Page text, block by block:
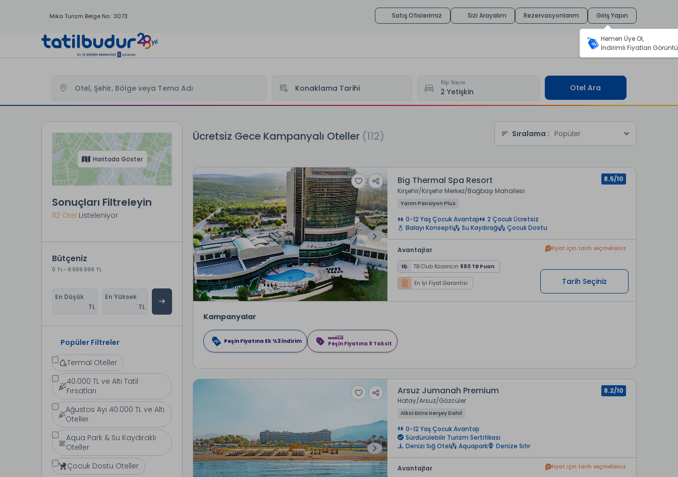
Mika Turizm Belge No : 3073 Satış Ofislerimiz Sizi Arayalım Rezervasyonlarım Giriş Yapın
Konaklama Tarihi
Kişi Sayısı
Otel Ara
Haritada Göster
Sonuçları Filtreleyin
112 Otel Listeleniyor
Bütçeniz
0 TL- 9.999.999 TL
En Düşük
TL
En Yüksek
TL
Popüler Filtreler
Termal Oteller
40.000 TL ve Altı Tatil
Fırsatları
Ağustos Ayı 40.000 TL ve Altı
Oteller
Aqua Park & Su Kaydıraklı
Oteller
Çocuk Dostu Oteller
Sıralama : Popüler
Ücretsiz Gece Kampanyalı Oteller (112)
Big Thermal Spa Resort
Kırşehir Kırşehir Merkez Bağbaşı Mahallesi
Yarım Pansiyon Plus
0-12 Yaş Çocuk Avantajı
2 Çocuk Ücretsiz
Balayı Konsepti
Su Kaydırağı Çocuk Dostu
8.5/10
Avantajlar
TB Club Kazancın 880 TB Puan
En İyi Fiyat Garantisi
Fiyat için tarih seçmelisiniz
Tarih Seçiniz
Kampanyalar
Peşin Fiyatına Ek %3 İndirim Peşin Fiyatına 9 Taksit
Arsuz Jumanah Premium
Hatay Arsuz Gözcüler
Alkol Extra Herşey Dahil
0-12 Yaş Çocuk Avantajı
Sürdürülebilir Turizm Sertifikası
Denizi Sığ Otel
Aquapark Denize Sıfır
8.2/10
Avantajlar Fiyat için tarih seçmelisiniz
Hemen Üye Ol,
İndirimli Fiyatları